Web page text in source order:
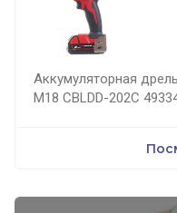
Аккумуляторная
M18 CBLDD-202C